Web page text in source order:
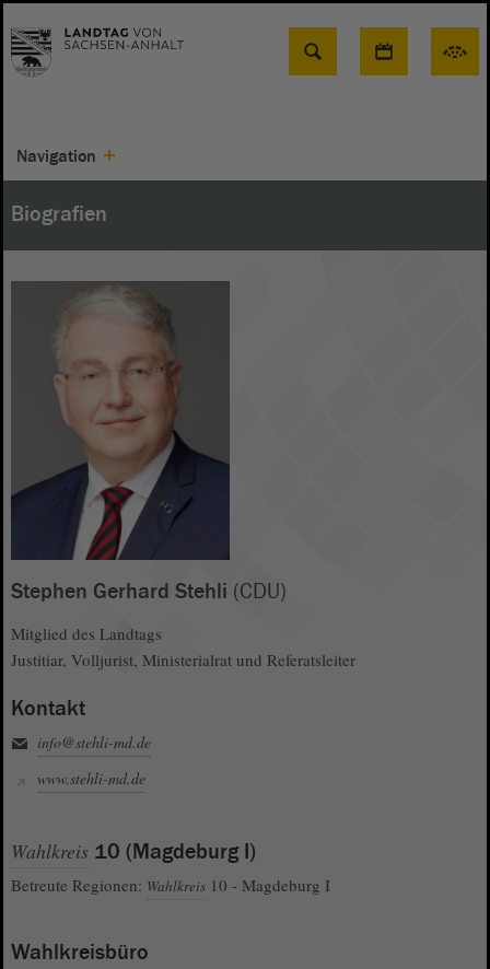
Suche
Navigation
Biografien
Stephen Gerhard Stehli (CDU)
Mitglied des Landtags
Justitiar, Volljurist, Ministerialrat und Referatsleiter
Kontakt
info@stehli-md.de
www.stehli-md.de
Wahlkreis 10 (Magdeburg I)
Betreute Regionen: Wahlkreis 10 - Magdeburg I
Wahlkreisbüro